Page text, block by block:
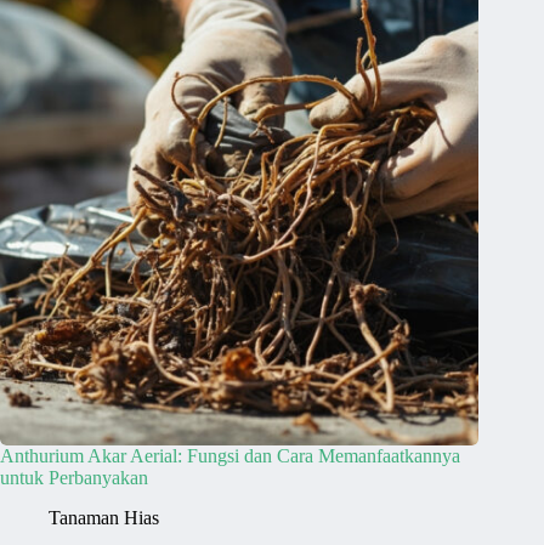
Anthurium Akar Aerial: Fungsi dan Cara Memanfaatkannya
untuk Perbanyakan
Tanaman Hias